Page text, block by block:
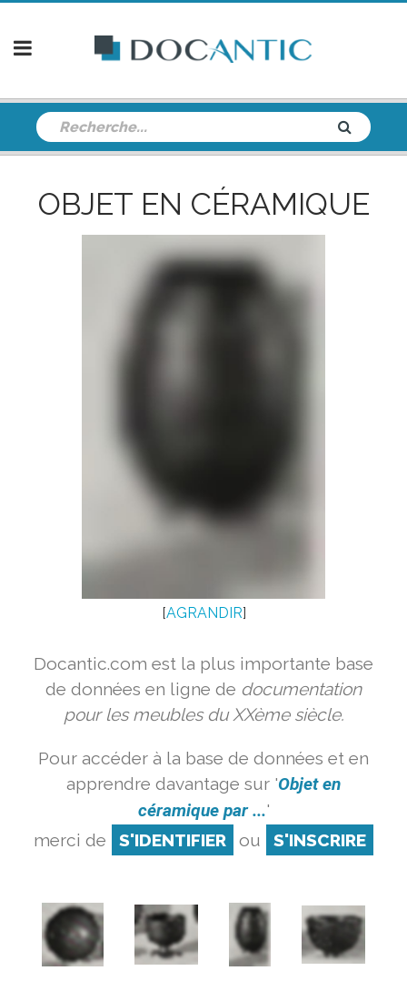
OBJET EN CÉRAMIQUE
[AGRANDIR]
Docantic.com est la plus importante base
de données en ligne de documentation
pour les meubles du XXème siècle.
Pour accéder à la base de données et en
apprendre davantage sur 'Objet en
céramique par ...'
merci de
S'IDENTIFIER ou S'INSCRIRE